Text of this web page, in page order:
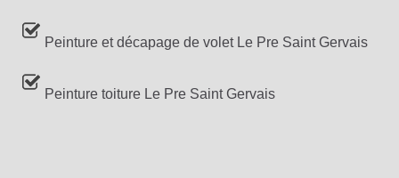
Peinture et décapage de volet Le Pre Saint Gervais
Peinture toiture Le Pre Saint Gervais